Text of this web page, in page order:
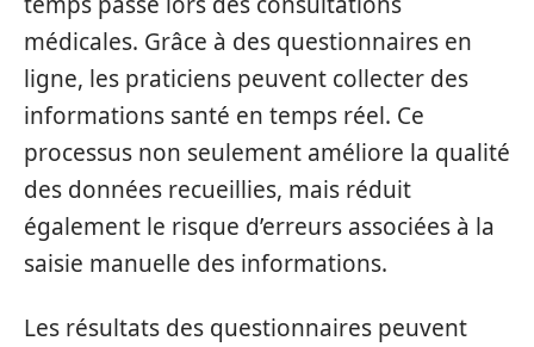
médicales. Grâce à des questionnaires en
ligne, les praticiens peuvent collecter des
informations santé en temps réel. Ce
processus non seulement améliore la qualité
des données recueillies, mais réduit
également le risque d’erreurs associées à la
saisie manuelle des informations.
Les résultats des questionnaires peuvent